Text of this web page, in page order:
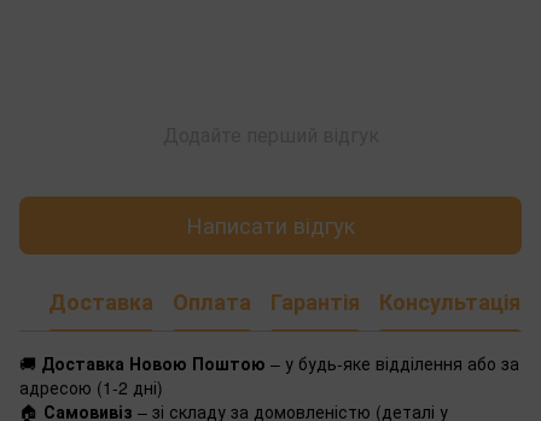
Написати відгук
Доставка Оплата Гарантія Консультація
🚚 Доставка Новою Поштою – у будь-яке відділення або за
адресою (1-2 дні)
🏠 Самовивіз – зі складу за домовленістю (деталі у